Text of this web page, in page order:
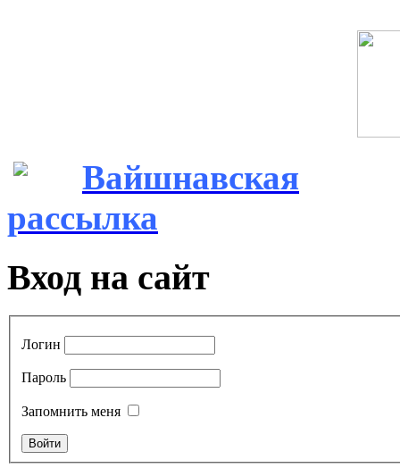
Вайшнавская
рассылка
Вход на сайт
Логин
Пароль
Запомнить меня